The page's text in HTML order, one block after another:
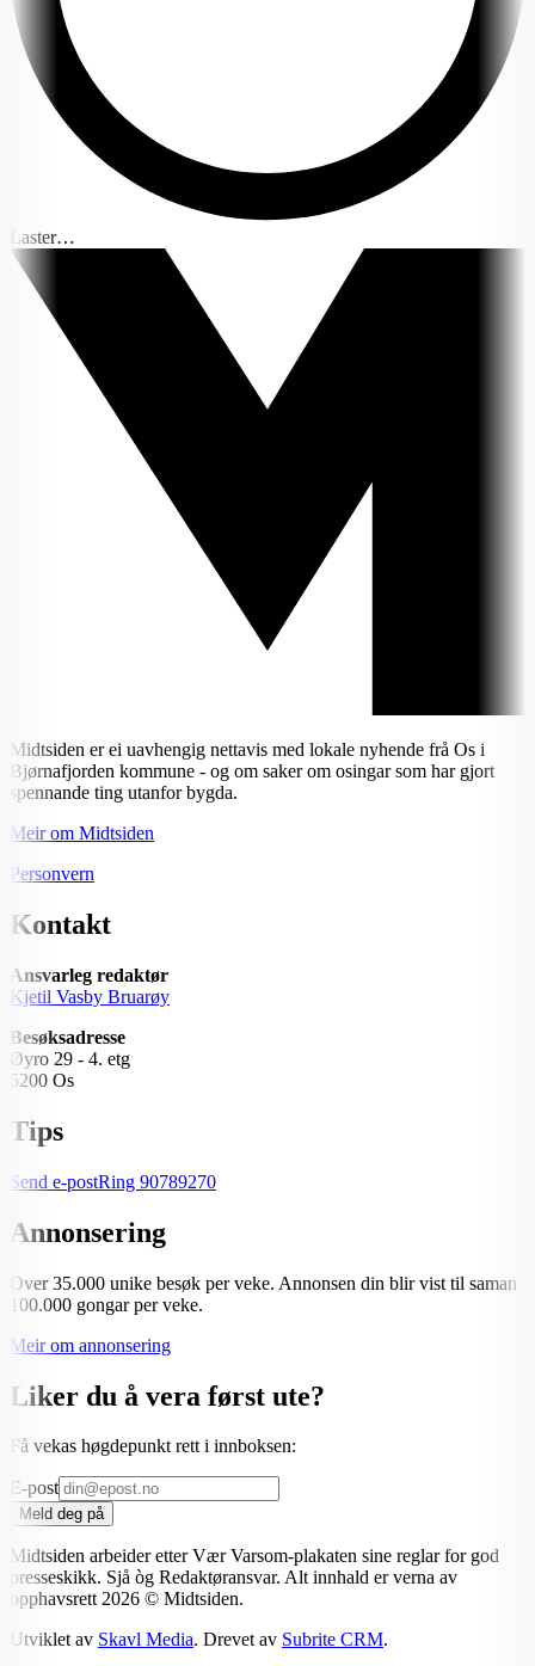
Laster…
Midtsiden er ei uavhengig nettavis med lokale nyhende frå Os i
Bjørnafjorden kommune - og om saker om osingar som har gjort
spennande ting utanfor bygda.
Meir om Midtsiden
Personvern
Kontakt
Ansvarleg redaktør
Kjetil Vasby Bruarøy
Besøksadresse
Øyro 29 - 4. etg
5200 Os
Tips
Send e-postRing 90789270
Annonsering
Over 35.000 unike besøk per veke. Annonsen din blir vist til saman
100.000 gongar per veke.
Meir om annonsering
Liker du å vera først ute?
Få vekas høgdepunkt rett i innboksen:
E-post
Meld deg på
Midtsiden arbeider etter Vær Varsom-plakaten sine reglar for god
presseskikk. Sjå òg Redaktøransvar. Alt innhald er verna av
opphavsrett2026 © Midtsiden.
Utviklet av Skavl Media. Drevet av Subrite CRM.